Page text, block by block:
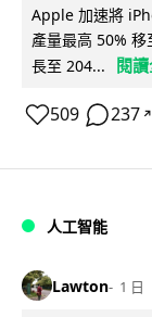
Apple 加速將
產量最高 50%
長至 204...
閱
509 237 ↗
人工智能
Lawton 1 日